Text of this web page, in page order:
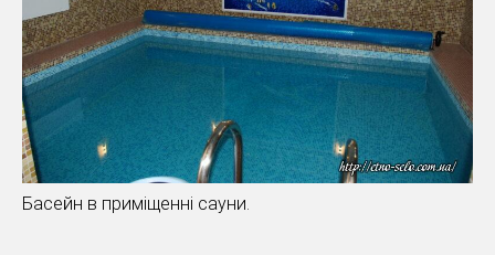
Басейн в приміщенні сауни.